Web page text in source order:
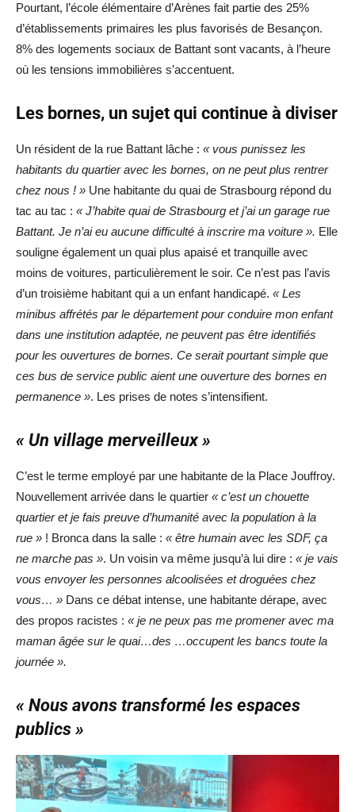
Pourtant, l’école élémentaire d’Arènes fait partie des 25%
d’établissements primaires les plus favorisés de Besançon.
8% des logements sociaux de Battant sont vacants, à l’heure
où les tensions immobilières s’accentuent.
Les bornes, un sujet qui continue à diviser
Un résident de la rue Battant lâche : « vous punissez les
habitants du quartier avec les bornes, on ne peut plus rentrer
chez nous ! » Une habitante du quai de Strasbourg répond du
tac au tac : « J’habite quai de Strasbourg et j’ai un garage rue
Battant. Je n’ai eu aucune difficulté à inscrire ma voiture ». Elle
souligne également un quai plus apaisé et tranquille avec
moins de voitures, particulièrement le soir. Ce n’est pas l’avis
d’un troisième habitant qui a un enfant handicapé. « Les
minibus affrétés par le département pour conduire mon enfant
dans une institution adaptée, ne peuvent pas être identifiés
pour les ouvertures de bornes. Ce serait pourtant simple que
ces bus de service public aient une ouverture des bornes en
permanence ». Les prises de notes s’intensifient.
« Un village merveilleux »
C’est le terme employé par une habitante de la Place Jouffroy.
Nouvellement arrivée dans le quartier « c’est un chouette
quartier et je fais preuve d’humanité avec la population à la
rue » ! Bronca dans la salle : « être humain avec les SDF, ça
ne marche pas ». Un voisin va même jusqu’à lui dire : « je vais
vous envoyer les personnes alcoolisées et droguées chez
vous… » Dans ce débat intense, une habitante dérape, avec
des propos racistes : « je ne peux pas me promener avec ma
maman âgée sur le quai…des …occupent les bancs toute la
journée ».
« Nous avons transformé les espaces
publics »